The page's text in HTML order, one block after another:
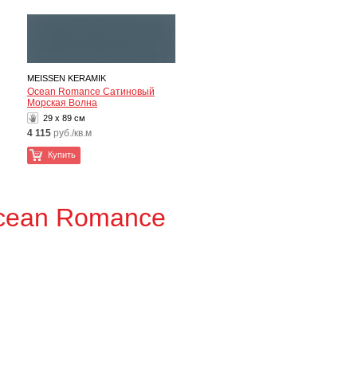
MEISSEN KERAMIK
Ocean Romance Сатиновый
Морская Волна
29 x 89 см
4 115 руб./кв.м
Купить
Romance